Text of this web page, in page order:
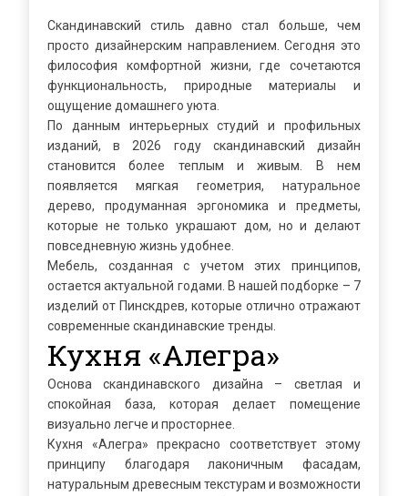
Скандинавский стиль давно стал больше, чем
просто дизайнерским направлением. Сегодня это
философия комфортной жизни, где сочетаются
функциональность, природные материалы и
ощущение домашнего уюта.
По данным интерьерных студий и профильных
изданий, в 2026 году скандинавский дизайн
становится более теплым и живым. В нем
появляется мягкая геометрия, натуральное
дерево, продуманная эргономика и предметы,
которые не только украшают дом, но и делают
повседневную жизнь удобнее.
Мебель, созданная с учетом этих принципов,
остается актуальной годами. В нашей подборке – 7
изделий от Пинскдрев, которые отлично отражают
современные скандинавские тренды.
Кухня «Алегра»
Основа скандинавского дизайна – светлая и
спокойная база, которая делает помещение
визуально легче и просторнее.
Кухня «Алегра» прекрасно соответствует этому
принципу благодаря лаконичным фасадам,
натуральным древесным текстурам и возможности